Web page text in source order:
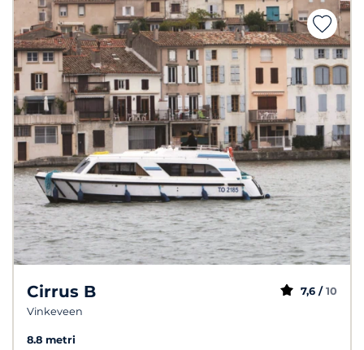
Cirrus B
Vinkeveen
7,6 / 10
8.8 metri